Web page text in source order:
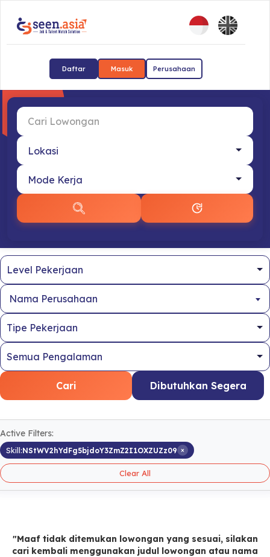
Daftar Masuk Perusahaan
Nama Perusahaan
Cari Dibutuhkan Segera
Active Filters:
Skill:NStWV2hYdFg5bjdoY3ZmZ2I1OXZUZz09 ×
Clear All
"Maaf tidak ditemukan lowongan yang sesuai, silakan
cari kembali menggunakan judul lowongan atau nama